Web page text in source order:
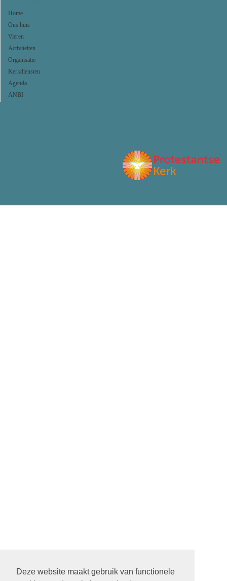
Deze website maakt gebruik van functionele
Home
Ons huis
Vieren
Activiteiten
Organisatie
Kerkdiensten
Agenda
ANBI